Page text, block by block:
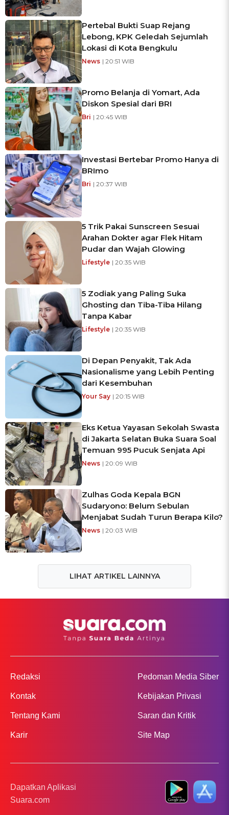
Pertebal Bukti Suap Rejang
Lebong, KPK Geledah Sejumlah
Lokasi di Kota Bengkulu
News | 20:51 WIB
Promo Belanja di Yomart, Ada
Diskon Spesial dari BRI
Bri | 20:45 WIB
Investasi Bertebar Promo Hanya di
BRImo
Bri | 20:37 WIB
5 Trik Pakai Sunscreen Sesuai
Arahan Dokter agar Flek Hitam
Pudar dan Wajah Glowing
Lifestyle | 20:35 WIB
5 Zodiak yang Paling Suka
Ghosting dan Tiba-Tiba Hilang
Tanpa Kabar
Lifestyle | 20:35 WIB
Di Depan Penyakit, Tak Ada
Nasionalisme yang Lebih Penting
dari Kesembuhan
Your Say | 20:15 WIB
Eks Ketua Yayasan Sekolah Swasta
di Jakarta Selatan Buka Suara Soal
Temuan 995 Pucuk Senjata Api
News | 20:09 WIB
Zulhas Goda Kepala BGN
Sudaryono: Belum Sebulan
Menjabat Sudah Turun Berapa Kilo?
News | 20:03 WIB
LIHAT ARTIKEL LAINNYA
Redaksi
Kontak
Tentang Kami
Karir
Pedoman Media Siber
Kebijakan Privasi
Saran dan Kritik
Site Map
Dapatkan Aplikasi
Suara.com